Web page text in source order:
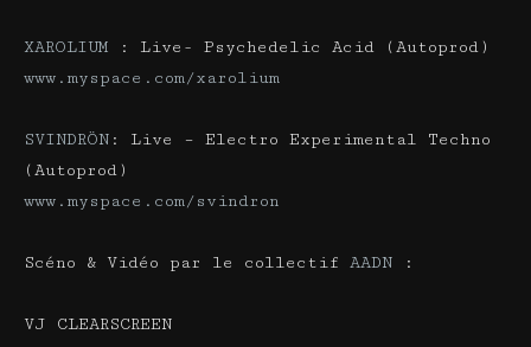
XAROLIUM : Live- Psychedelic Acid (Autoprod)
www.myspace.com/xarolium
SVINDRÖN : Live – Electro Experimental Techno
(Autoprod)
www.myspace.com/svindron
Scéno & Vidéo par le collectif AADN :
VJ CLEARSCREEN